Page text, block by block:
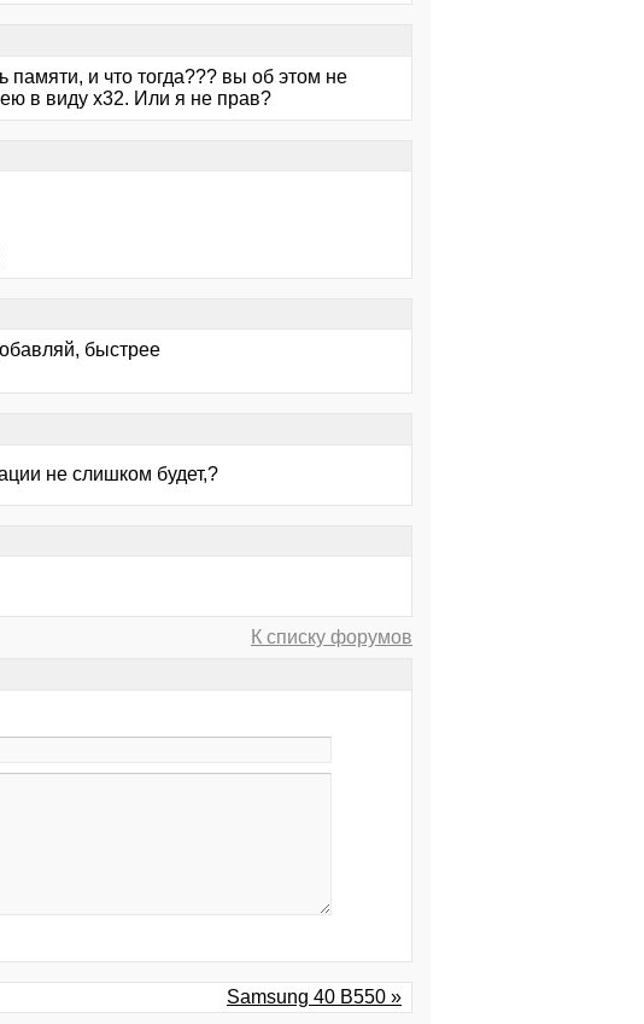
памяти, и что тогда??? вы об этом не
в виду х32. Или я не прав?
быстрее
не слишком будет,?
К списку форумов
Samsung 40 B550 »